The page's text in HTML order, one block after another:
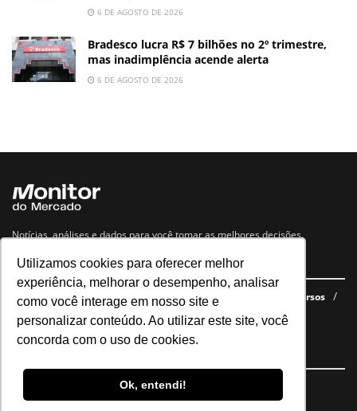
Utilizamos cookies para oferecer melhor
experiência, melhorar o desempenho, analisar
como você interage em nosso site e
personalizar conteúdo. Ao utilizar este site, você
concorda com o uso de cookies.
Ok, entendi!
6 DE AGOSTO DE 2026
Bradesco lucra R$ 7 bilhões no 2º trimestre,
mas inadimplência acende alerta
6 DE AGOSTO DE 2026
Notícias, análises e dados para você tomar as melhores decisões.
Navegue no site
Últimas notícias Quem somos E-books gratuitos
Cursos
Política de privacidade